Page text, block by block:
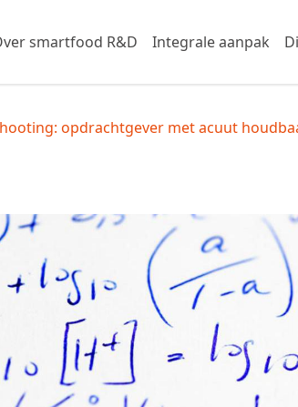
smartfood R&D Integrale aanpak
opdrachtgever met acuut